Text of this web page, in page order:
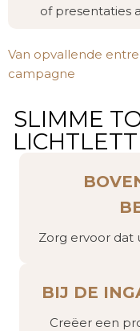
of presentaties
Van opvallende
campagne
SLIMME
Zorg ervoor dat
BIJ DE
Creëer een